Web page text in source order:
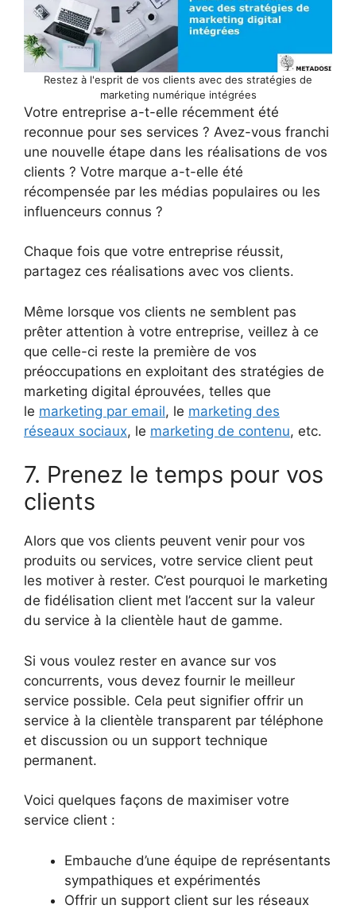
Restez à l'esprit de vos clients avec des stratégies de
marketing numérique intégrées
Votre entreprise a-t-elle récemment été
reconnue pour ses services ? Avez-vous franchi
une nouvelle étape dans les réalisations de vos
clients ? Votre marque a-t-elle été
récompensée par les médias populaires ou les
influenceurs connus ?
Chaque fois que votre entreprise réussit,
partagez ces réalisations avec vos clients.
Même lorsque vos clients ne semblent pas
prêter attention à votre entreprise, veillez à ce
que celle-ci reste la première de vos
préoccupations en exploitant des stratégies de
marketing digital éprouvées, telles que
le marketing par email, le marketing des
réseaux sociaux, le marketing de contenu, etc.
7. Prenez le temps pour vos
clients
Alors que vos clients peuvent venir pour vos
produits ou services, votre service client peut
les motiver à rester. C’est pourquoi le marketing
de fidélisation client met l’accent sur la valeur
du service à la clientèle haut de gamme.
Si vous voulez rester en avance sur vos
concurrents, vous devez fournir le meilleur
service possible. Cela peut signifier offrir un
service à la clientèle transparent par téléphone
et discussion ou un support technique
permanent.
Voici quelques façons de maximiser votre
service client :
Embauche d’une équipe de représentants
sympathiques et expérimentés
Offrir un support client sur les réseaux